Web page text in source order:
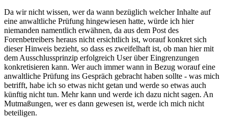
Da wir nicht wissen, wer da wann bezüglich welcher Inhalte auf
eine anwaltliche Prüfung hingewiesen hatte, würde ich hier
niemanden namentlich erwähnen, da aus dem Post des
Forenbetreibers heraus nicht ersichtlich ist, worauf konkret sich
dieser Hinweis bezieht, so dass es zweifelhaft ist, ob man hier mit
dem Ausschlussprinzip erfolgreich User über Eingrenzungen
konkretisieren kann. Wer auch immer wann in Bezug worauf eine
anwaltliche Prüfung ins Gespräch gebracht haben sollte - was mich
betrifft, habe ich so etwas nicht getan und werde so etwas auch
künftig nicht tun. Mehr kann und werde ich dazu nicht sagen. An
Mutmaßungen, wer es dann gewesen ist, werde ich mich nicht
beteiligen.